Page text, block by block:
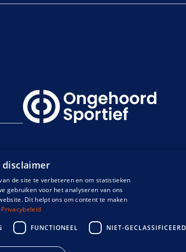
en
disclaimer
de site te verbeteren en om statistieken
gebruiken voor het analyseren van ons
Dit helpt ons om content te maken
Privacybeleid
FUNCTIONEEL NIET-GECLASSIFICEERD